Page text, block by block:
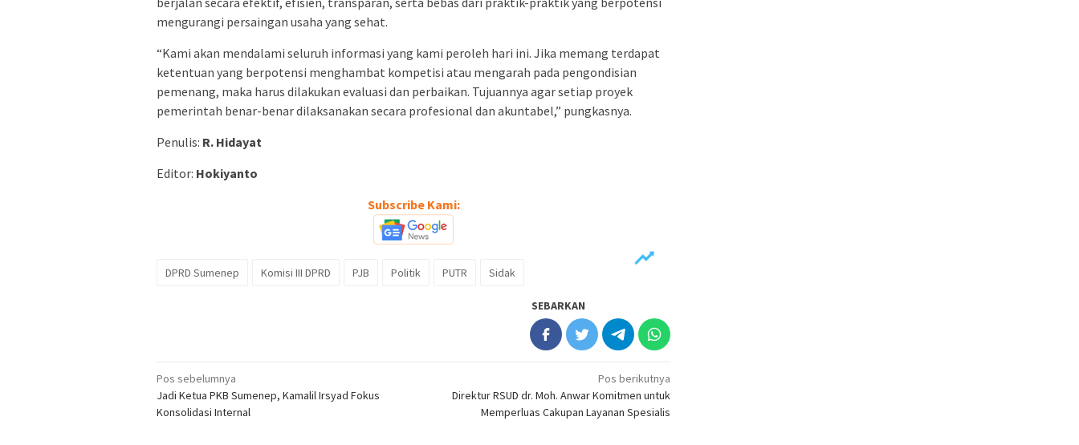
mengurangi persaingan usaha yang sehat.
“Kami akan mendalami seluruh informasi yang kami peroleh hari ini. Jika memang terdapat
ketentuan yang berpotensi menghambat kompetisi atau mengarah pada pengondisian
pemenang, maka harus dilakukan evaluasi dan perbaikan. Tujuannya agar setiap proyek
pemerintah benar-benar dilaksanakan secara profesional dan akuntabel,” pungkasnya.
Penulis: R. Hidayat
Editor: Hokiyanto
Subscribe Kami:
DPRD Sumenep Komisi III DPRD PJB Politik PUTR Sidak
SEBARKAN
Navigasi
pos
Pos sebelumnya
Jadi Ketua PKB Sumenep, Kamalil Irsyad Fokus
Konsolidasi Internal
Pos berikutnya
Direktur RSUD dr. Moh. Anwar Komitmen untuk
Memperluas Cakupan Layanan Spesialis